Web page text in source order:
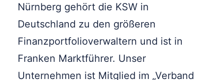
Nürnberg gehört die KSW in
Deutschland zu den größeren
Finanzportfolioverwaltern und ist in
Franken Marktführer. Unser
Unternehmen ist Mitglied im „Verband